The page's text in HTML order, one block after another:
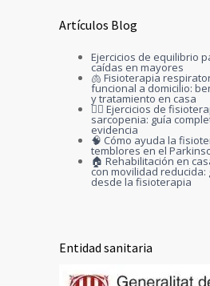
Artículos Blog
Ejercicios de equilibrio
caídas en mayores
🫁 Fisioterapia
funcional a domicilio:
y tratamiento en casa
🏋️‍♀️ Ejercicios de
sarcopenia: guía
evidencia
🧠 Cómo ayuda la
temblores en el
🏠 Rehabilitación en
con movilidad reducida:
desde la fisioterapia
Entidad sanitaria